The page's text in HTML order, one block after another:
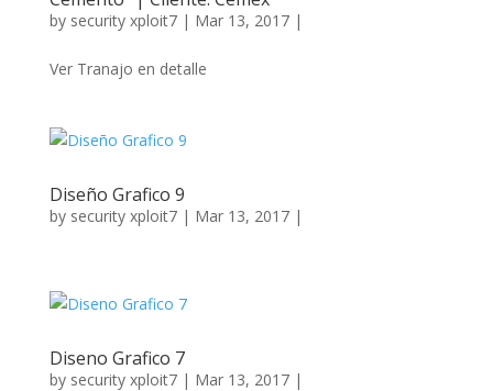
by security xploit7| Mar 13, 2017|
Ver Tranajo en detalle
Diseño Grafico 9
by security xploit7| Mar 13, 2017|
Diseno Grafico 7
by security xploit7| Mar 13, 2017|